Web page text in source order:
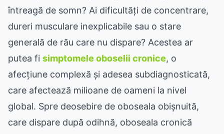
întreagă de somn? Ai dificultăți de concentrare,
dureri musculare inexplicabile sau o stare
generală de rău care nu dispare? Acestea ar
putea fi simptomele oboselii cronice, o
afecțiune complexă și adesea subdiagnosticată,
care afectează milioane de oameni la nivel
global. Spre deosebire de oboseala obișnuită,
care dispare după odihnă, oboseala cronică